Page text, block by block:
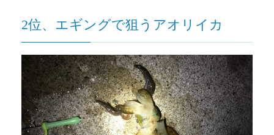
2位、エギングで狙うアオリイカ